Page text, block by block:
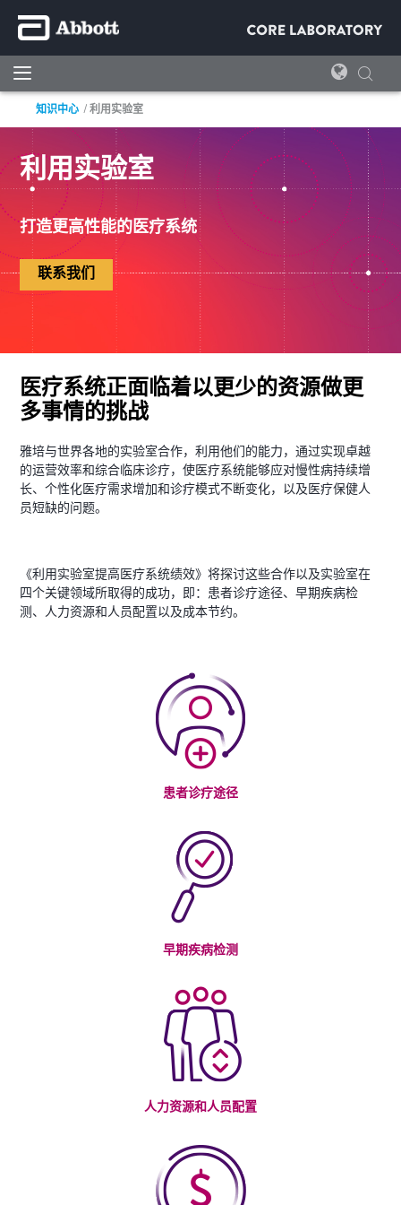
知识中心 利用实验室
利用实验室
打造更高性能的医疗系统
联系我们
医疗系统正面临着以更少的资源做更
多事情的挑战
雅培与世界各地的实验室合作，利用他们的能力，通过实现卓越
的运营效率和综合临床诊疗，使医疗系统能够应对慢性病持续增
长、个性化医疗需求增加和诊疗模式不断变化，以及医疗保健人
员短缺的问题。
《利用实验室提高医疗系统绩效》将探讨这些合作以及实验室在
四个关键领域所取得的成功，即：患者诊疗途径、早期疾病检
测、人力资源和人员配置以及成本节约。
患者诊疗途径
早期疾病检测
人力资源和人员配置